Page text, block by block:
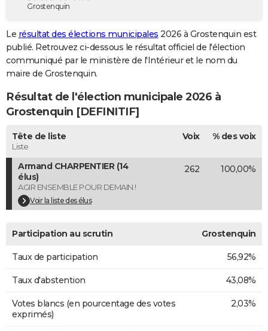
Destinations
City break
Voyage nature
Voyage de noces
Forum
GUIDES D'ACHAT
BONS PLANS
Carte de Noël
Carte Bonne année
Carte Saint-Valentin
Carte Pâques
Carte d'anniversaire
DICTIONNAIRE
Dictionnaire
Biographies
Citations
Expressions
Proverbes
PROGRAMME TV
COPAINS D'AVANT
S'inscrire
Se connecter
Lycées
Collèges
Primaires
Universités
Entreprises
Service militaire
Avis de recherche
AVIS DE DÉCÈS
FORUM
Bricolage
Lifestyle
Culture
Sport
Auto
Television
Voyage
Cinema
Grostenquin
Le résultat des élections municipales 2026 à Grostenquin est
publié. Retrouvez ci-dessous le résultat officiel de l'élection
communiqué par le ministère de l'Intérieur et le nom du
maire de Grostenquin.
Résultat de l'élection municipale 2026 à
Grostenquin [DEFINITIF]
Tête de liste
Liste
Voix % des voix
Armand CHARPENTIER (14
élus)
AGIR ENSEMBLE POUR DEMAIN !
Voir la liste des élus
262 100,00%
Participation au scrutin Grostenquin
Taux de participation 56,92%
Taux d'abstention 43,08%
Votes blancs (en pourcentage des votes
exprimés)
2,03%